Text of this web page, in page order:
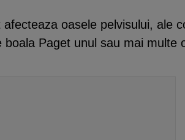
oasele pelvisului, ale
Paget unul sau mai multe